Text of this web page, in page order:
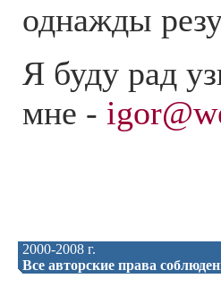
однажды
Я буду рад
мне -
2000-2008 г.
Все авторские права